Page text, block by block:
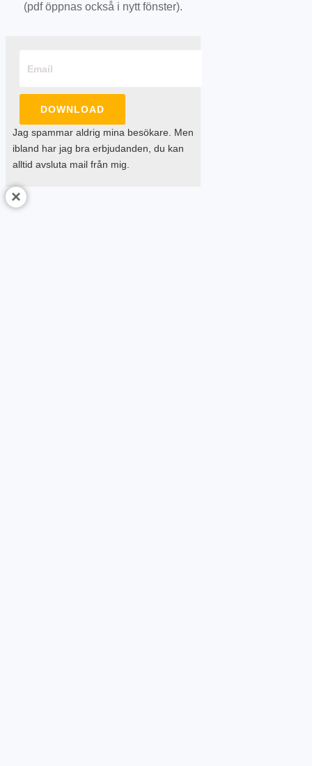
(pdf öppnas också i nytt fönster).
DOWNLOAD
Jag spammar aldrig mina besökare. Men
ibland har jag bra erbjudanden, du kan
alltid avsluta mail från mig.
×